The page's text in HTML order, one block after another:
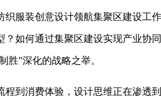
织服装创意设计领航集聚区建设工
？如何通过集聚区建设实现产业协
胜”深化的战略之举。
程到消费体验，设计思维正在渗透